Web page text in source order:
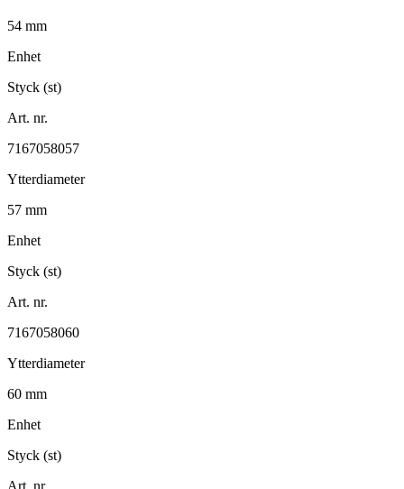
54 mm
Enhet
Styck (st)
Art. nr.
7167058057
Ytterdiameter
57 mm
Enhet
Styck (st)
Art. nr.
7167058060
Ytterdiameter
60 mm
Enhet
Styck (st)
Art. nr.